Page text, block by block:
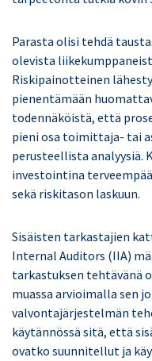
Parasta olisi tehdä
olevista
Riskipainotteinen
pienentämään
todennäköistä, että
pieni osa toimittaja- tai
perusteellista analyysiä.
investointina
sekä riskitason laskuun.
Sisäisten tarkastajien
Internal Auditors (IIA)
tarkastuksen tehtävänä
muassa arvioimalla sen
valvontajärjestelmän
käytännössä sitä, että
ovatko suunnitellut ja